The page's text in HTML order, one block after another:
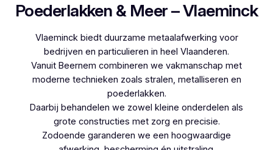
Poederlakken & Meer – Vlaeminck
Vlaeminck biedt duurzame metaalafwerking voor
bedrijven en particulieren in heel Vlaanderen.
Vanuit Beernem combineren we vakmanschap met
moderne technieken zoals stralen, metalliseren en
poederlakken.
Daarbij behandelen we zowel kleine onderdelen als
grote constructies met zorg en precisie.
Zodoende garanderen we een hoogwaardige